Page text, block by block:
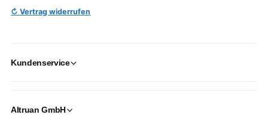
↻ Vertrag widerrufen
Kundenservice
Altruan GmbH